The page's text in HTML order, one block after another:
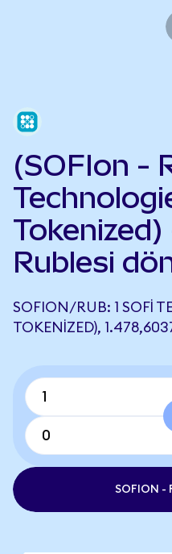
(SOFIon -
Rublesi
SOFION/RUB: 1 SOFI
TOKENIZED),
SOFION -